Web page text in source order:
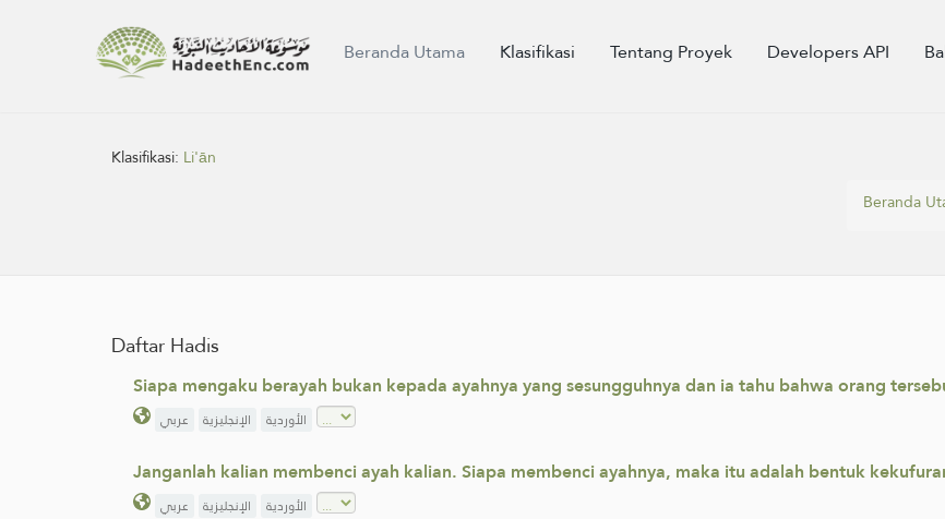
Beranda Utama Klasifikasi Tentang Proyek Developers API
Klasifikasi: Li'ān
Beranda
Daftar Hadis
Siapa mengaku berayah bukan kepada ayahnya yang sesungguhnya dan ia tahu bahwa orang
عربي الإنجليزية الأوردية
Janganlah kalian membenci ayah kalian. Siapa membenci ayahnya, maka itu adalah bentuk
عربي الإنجليزية الأوردية